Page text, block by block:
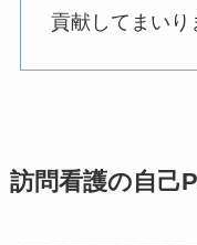
貢献してまいり
訪問看護の自己